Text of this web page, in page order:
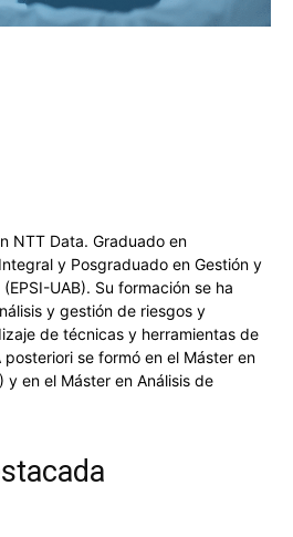
NTT Data. Graduado en
y Posgraduado en Gestión y
UAB). Su formación se ha
y gestión de riesgos y
de técnicas y herramientas de
se formó en el Máster en
y en el Máster en Análisis de